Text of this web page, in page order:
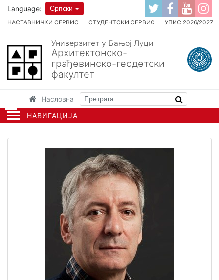
НАВИГАЦИЈА
НАСТАВНИЧКИ СЕРВИС СТУДЕНТСКИ СЕРВИС УПИС 2026/2027
Language: Српски
Универзитет у Бањој Луци
Архитектонско-
грађевинско-геодетски
факултет
Насловна